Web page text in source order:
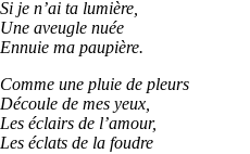
Si je n’ai ta lumière,
Une aveugle nuée
Ennuie ma paupière.
Comme une pluie de pleurs
Découle de mes yeux,
Les éclairs de l’amour,
Les éclats de la foudre